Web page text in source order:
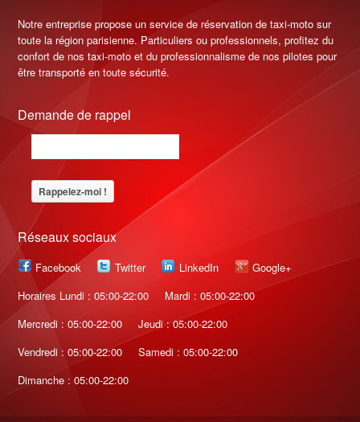
Notre entreprise propose un service de réservation de taxi-moto sur
toute la région parisienne. Particuliers ou professionnels, profitez du
confort de nos taxi-moto et du professionnalisme de nos pilotes pour
être transporté en toute sécurité.
Demande de rappel
Réseaux sociaux
Facebook Twitter LinkedIn
Google+
Horaires Lundi : 05:00-22:00
Mardi : 05:00-22:00
Mercredi : 05:00-22:00
Jeudi : 05:00-22:00
Vendredi : 05:00-22:00
Samedi : 05:00-22:00
Dimanche : 05:00-22:00